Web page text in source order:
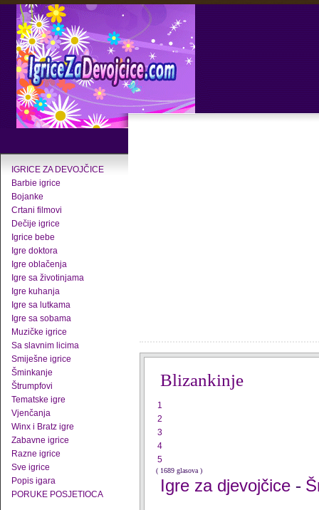
IGRICE ZA DEVOJČICE
Barbie igrice
Bojanke
Crtani filmovi
Dečije igrice
Igrice bebe
Igre doktora
Igre oblačenja
Igre sa životinjama
Igre kuhanja
Igre sa lutkama
Igre sa sobama
Muzičke igrice
Sa slavnim licima
Smiješne igrice
Šminkanje
Štrumpfovi
Tematske igre
Vjenčanja
Winx i Bratz igre
Zabavne igrice
Razne igrice
Sve igrice
Popis igara
PORUKE POSJETIOCA
Blizankinje
1
2
3
4
5
( 1689 glasova )
Igre za djevojčice -